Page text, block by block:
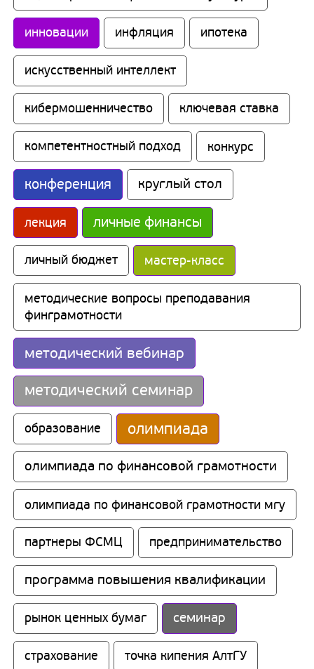
инновации инфляция ипотека
искусственный интеллект
кибермошенничество ключевая ставка
компетентностный подход конкурс
конференция круглый стол
лекция личные финансы
личный бюджет мастер-класс
методические вопросы преподавания
финграмотности
методический вебинар
методический семинар
образование олимпиада
олимпиада по финансовой грамотности
олимпиада по финансовой грамотности мгу
партнеры ФСМЦ предпринимательство
программа повышения квалификации
рынок ценных бумаг семинар
страхование точка кипения АлтГУ